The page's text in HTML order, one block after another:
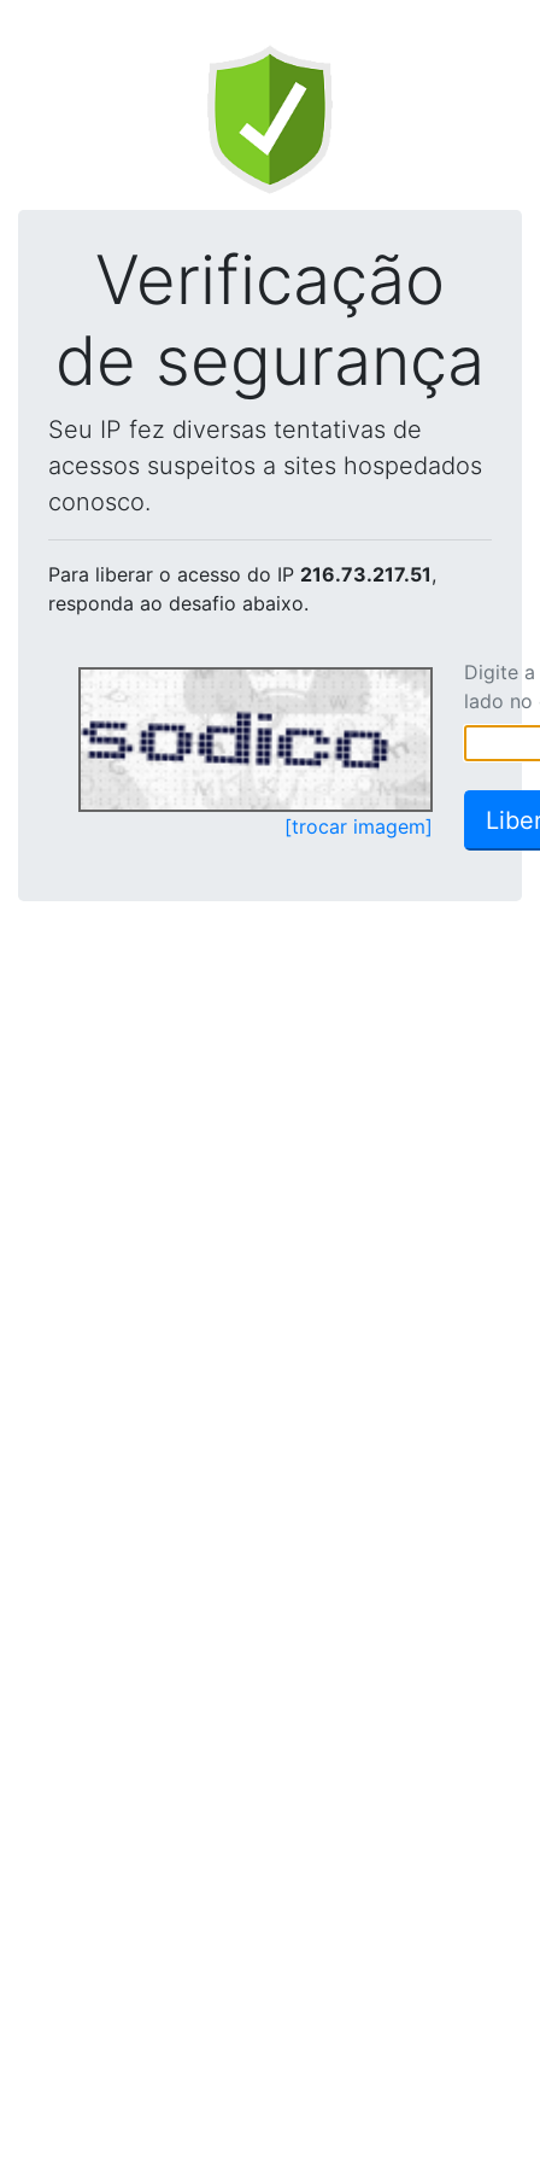
Verificação
de segurança
Seu IP fez diversas tentativas de
acessos suspeitos a sites hospedados
conosco.
Para liberar o acesso do IP 216.73.217.51,
responda ao desafio abaixo.
[trocar imagem]
Digite
lado no